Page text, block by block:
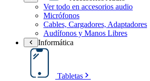
Ver todo en accesorios audio
Micrófonos
Cables, Cargadores, Adaptadores
Audífonos y Manos Libres
Informática
Tabletas